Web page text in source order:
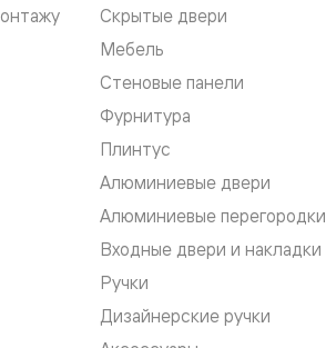
Скрытые двери
Мебель
Стеновые панели
Фурнитура
Плинтус
Алюминиевые двери
Алюминиевые перегородки
Входные двери и накладки
Ручки
Дизайнерские ручки